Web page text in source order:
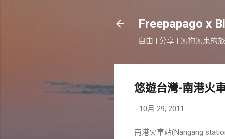
Freepapago x
自由 | 分享 | 無拘無束的
悠遊台灣-南港火
- 10月 29, 2011
南港火車站(Nangang